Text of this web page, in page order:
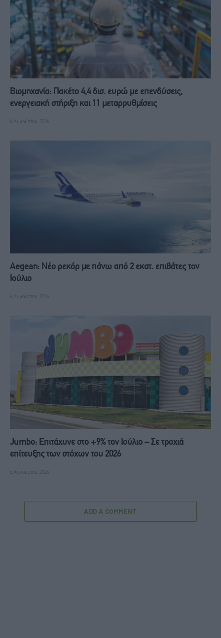
Βιομηχανία: Πακέτο 4,4 δισ. ευρώ με επενδύσεις,
ενεργειακή στήριξη και 11 μεταρρυθμίσεις
6 Αυγούστου, 2026
Aegean: Νέο ρεκόρ με πάνω από 2 εκατ. επιβάτες τον
Ιούλιο
6 Αυγούστου, 2026
Jumbo: Επιτάχυνε στο +9% τον Ιούλιο – Σε τροχιά
επίτευξης των στόχων του 2026
6 Αυγούστου, 2026
ADD A COMMENT